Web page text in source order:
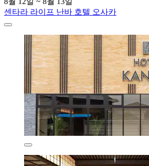
센타라 라이프 난바 호텔 오사카